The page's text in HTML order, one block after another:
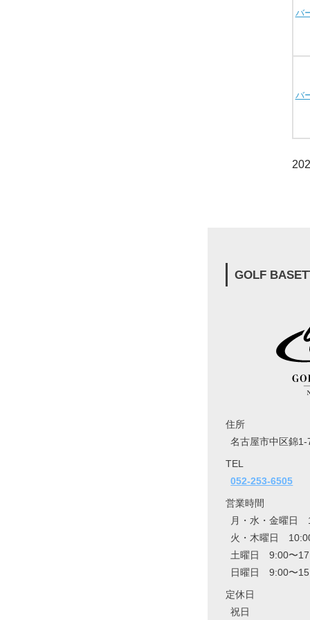
バ
バ
GOLF
住所
名古屋市中区錦
TEL
052-253-6505
営業時間
月・水・金曜日
火・木曜日
土曜日 9:00〜
日曜日 9:00〜
定休日
祝日